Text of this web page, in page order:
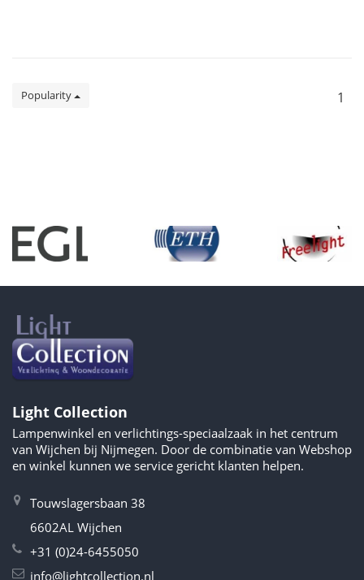
Popularity 1
Light Collection
Lampenwinkel en verlichtings-speciaalzaak in het centrum
van Wijchen bij Nijmegen. Door de combinatie van Webshop
en winkel kunnen we service gericht klanten helpen.
Touwslagersbaan 38
6602AL Wijchen
+31 (0)24-6455050
info@lightcollection.nl